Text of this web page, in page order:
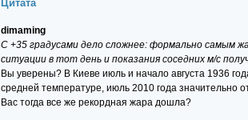
Цитата
dimaming
С +35 градусами дело сложнее: формально самым
ситуации в тот день и показания соседних м/с
Вы уверены? В Киеве июль и начало августа 1936
средней температуре, июль 2010 года значительно
Вас тогда все же рекордная жара дошла?